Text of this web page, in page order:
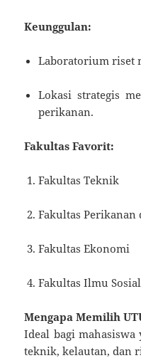
Keunggulan:
Laboratorium riset
Lokasi strategis
perikanan.
Fakultas Favorit:
Fakultas Teknik
Fakultas Perikanan
Fakultas Ekonomi
Fakultas Ilmu
Mengapa Memilih
Ideal bagi
teknik, kelautan, dan